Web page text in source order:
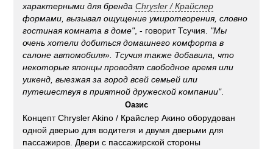
характерными для брендаChrysler /Крайслер
формами, вызывал ощущение умиротворения, словно
гостиная комната в доме", - говорит Тсучия. "Мы
очень хотели добиться домашнего комфорта в
салоне автомобиля». Тсучия также добавила, что
некоторые японцы проводят свободное время или
уикенд, выезжая за город всей семьей или
путешествуя в приятной дружеской компании".
Оазис
Концепт Chrysler Akino / Крайслер Акино оборудован
одной дверью для водителя и двумя дверьми для
пассажиров. Двери с пассажирской стороны